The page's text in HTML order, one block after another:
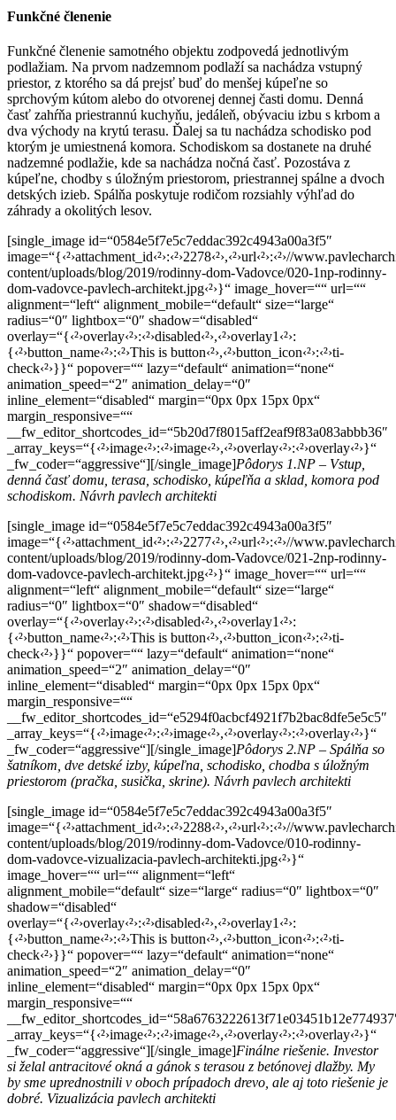
Funkčné členenie
Funkčné členenie samotného objektu zodpovedá jednotlivým
podlažiam. Na prvom nadzemnom podlaží sa nachádza vstupný
priestor, z ktorého sa dá prejsť buď do menšej kúpeľne so
sprchovým kútom alebo do otvorenej dennej časti domu. Denná
časť zahŕňa priestrannú kuchyňu, jedáleň, obývaciu izbu s krbom a
dva východy na krytú terasu. Ďalej sa tu nachádza schodisko pod
ktorým je umiestnená komora. Schodiskom sa dostanete na druhé
nadzemné podlažie, kde sa nachádza nočná časť. Pozostáva z
kúpeľne, chodby s úložným priestorom, priestrannej spálne a dvoch
detských izieb. Spálňa poskytuje rodičom rozsiahly výhľad do
záhrady a okolitých lesov.
[single_image id=“0584e5f7e5c7eddac392c4943a00a3f5″
image=“{‹²›attachment_id‹²›:‹²›2278‹²›,‹²›url‹²›:‹²›//
content/uploads/blog/2019/rodinny-dom-Vadovce/020-1np-rodinny-
dom-vadovce-pavlech-architekt.jpg‹²›}“ image_hover=““ url=““
alignment=“left“ alignment_mobile=“default“ size=“large“
radius=“0″ lightbox=“0″ shadow=“disabled“
overlay=“{‹²›overlay‹²›:‹²›disabled‹²›,‹²›overlay1‹²›:
{‹²›button_name‹²›:‹²›This is button‹²›,‹²›button_icon‹²›:‹²›ti-
check‹²›}}“ popover=““ lazy=“default“ animation=“none“
animation_speed=“2″ animation_delay=“0″
inline_element=“disabled“ margin=“0px 0px 15px 0px“
margin_responsive=““
__fw_editor_shortcodes_id=“5b20d7f8015aff2eaf9f83a083abbb36″
_array_keys=“{‹²›image‹²›:‹²›image‹²›,‹²›overlay‹²›:‹²›overlay‹²›}“
_fw_coder=“aggressive“][/single_image]Pôdorys 1.NP – Vstup,
denná časť domu, terasa, schodisko, kúpeľňa a sklad, komora pod
schodiskom. Návrh pavlech architekti
[single_image id=“0584e5f7e5c7eddac392c4943a00a3f5″
image=“{‹²›attachment_id‹²›:‹²›2277‹²›,‹²›url‹²›:‹²›//
content/uploads/blog/2019/rodinny-dom-Vadovce/021-2np-rodinny-
dom-vadovce-pavlech-architekt.jpg‹²›}“ image_hover=““ url=““
alignment=“left“ alignment_mobile=“default“ size=“large“
radius=“0″ lightbox=“0″ shadow=“disabled“
overlay=“{‹²›overlay‹²›:‹²›disabled‹²›,‹²›overlay1‹²›:
{‹²›button_name‹²›:‹²›This is button‹²›,‹²›button_icon‹²›:‹²›ti-
check‹²›}}“ popover=““ lazy=“default“ animation=“none“
animation_speed=“2″ animation_delay=“0″
inline_element=“disabled“ margin=“0px 0px 15px 0px“
margin_responsive=““
__fw_editor_shortcodes_id=“e5294f0acbcf4921f7b2bac8dfe5e5c5″
_array_keys=“{‹²›image‹²›:‹²›image‹²›,‹²›overlay‹²›:‹²›overlay‹²›}“
_fw_coder=“aggressive“][/single_image]Pôdorys 2.NP – Spálňa so
šatníkom, dve detské izby, kúpeľna, schodisko, chodba s úložným
priestorom (pračka, susička, skrine). Návrh pavlech architekti
[single_image id=“0584e5f7e5c7eddac392c4943a00a3f5″
image=“{‹²›attachment_id‹²›:‹²›2288‹²›,‹²›url‹²›:‹²›//
content/uploads/blog/2019/rodinny-dom-Vadovce/010-rodinny-
dom-vadovce-vizualizacia-pavlech-architekti.jpg‹²›}“
image_hover=““ url=““ alignment=“left“
alignment_mobile=“default“ size=“large“ radius=“0″ lightbox=“0″
shadow=“disabled“
overlay=“{‹²›overlay‹²›:‹²›disabled‹²›,‹²›overlay1‹²›:
{‹²›button_name‹²›:‹²›This is button‹²›,‹²›button_icon‹²›:‹²›ti-
check‹²›}}“ popover=““ lazy=“default“ animation=“none“
animation_speed=“2″ animation_delay=“0″
inline_element=“disabled“ margin=“0px 0px 15px 0px“
margin_responsive=““
_array_keys=“{‹²›image‹²›:‹²›image‹²›,‹²›overlay‹²›:‹²›overlay‹²›}“
_fw_coder=“aggressive“][/single_image]Finálne riešenie. Investor
si želal antracitové okná a gánok s terasou z betónovej dlažby. My
by sme uprednostnili v oboch prípadoch drevo, ale aj toto riešenie je
dobré. Vizualizácia pavlech architekti